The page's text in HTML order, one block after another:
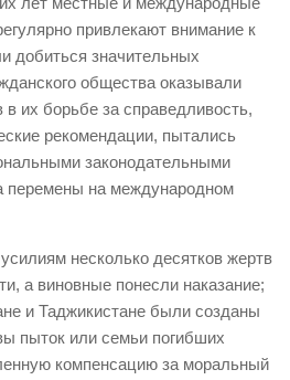
привлекают внимание к
добиться значительных
общества оказывали
их борьбе за справедливость,
рекомендации, пытались
законодательными
перемены на международном
несколько десятков жертв
а виновные понесли наказание;
и Таджикистане были созданы
пыток или семьи погибших
компенсацию за моральный